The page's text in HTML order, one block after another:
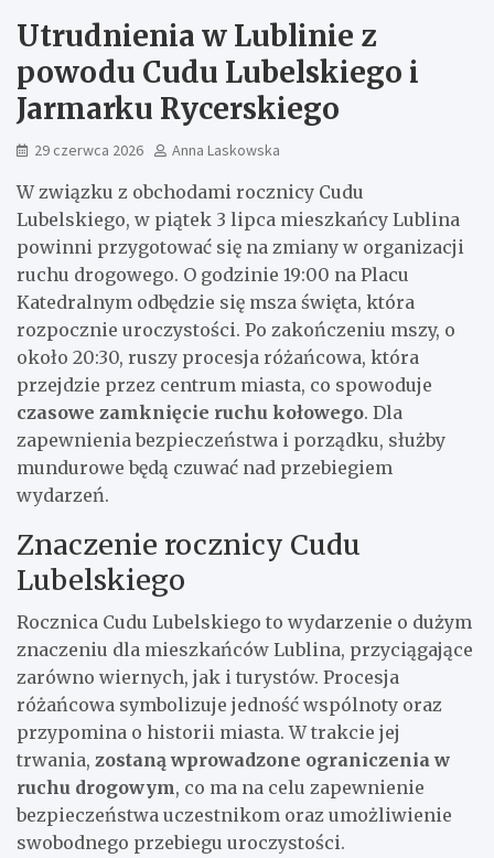
Utrudnienia w Lublinie z
powodu Cudu Lubelskiego i
Jarmarku Rycerskiego
29 czerwca 2026 Anna Laskowska
W związku z obchodami rocznicy Cudu
Lubelskiego, w piątek 3 lipca mieszkańcy Lublina
powinni przygotować się na zmiany w organizacji
ruchu drogowego. O godzinie 19:00 na Placu
Katedralnym odbędzie się msza święta, która
rozpocznie uroczystości. Po zakończeniu mszy, o
około 20:30, ruszy procesja różańcowa, która
przejdzie przez centrum miasta, co spowoduje
czasowe zamknięcie ruchu kołowego. Dla
zapewnienia bezpieczeństwa i porządku, służby
mundurowe będą czuwać nad przebiegiem
wydarzeń.
Znaczenie rocznicy Cudu
Lubelskiego
Rocznica Cudu Lubelskiego to wydarzenie o dużym
znaczeniu dla mieszkańców Lublina, przyciągające
zarówno wiernych, jak i turystów. Procesja
różańcowa symbolizuje jedność wspólnoty oraz
przypomina o historii miasta. W trakcie jej
trwania, zostaną wprowadzone ograniczenia w
ruchu drogowym, co ma na celu zapewnienie
bezpieczeństwa uczestnikom oraz umożliwienie
swobodnego przebiegu uroczystości.